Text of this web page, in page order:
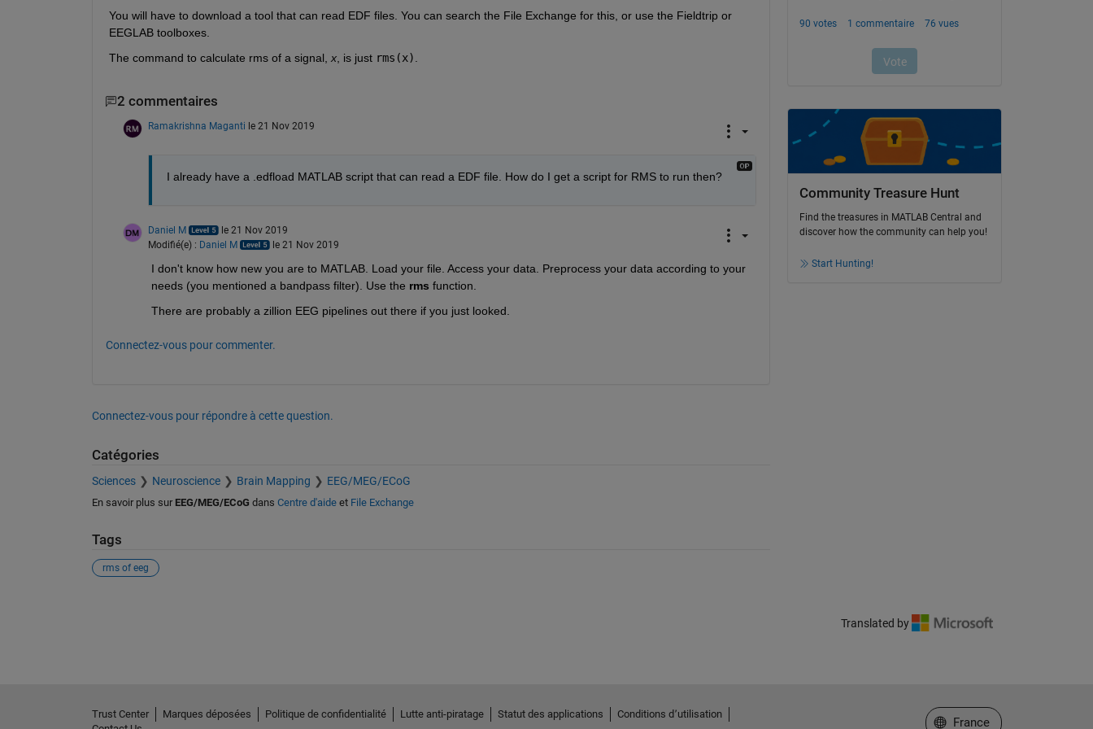
You will have to download a tool that can read EDF files. You can search the File Exchange for this, or use the Fieldtrip or
EEGLAB toolboxes.
The command to calculate rms of a signal, x, is just rms(x).
2 commentaires
Ramakrishna Maganti le 21 Nov 2019
I already have a .edfload MATLAB script that can read a EDF file. How do I get a script for RMS to run then?
Daniel M
le 21 Nov 2019
Modifié(e) : Daniel M le 21 Nov 2019
I don't know how new you are to MATLAB. Load your file. Access your data. Preprocess your data according to your
needs (you mentioned a bandpass filter). Use the rms function.
There are probably a zillion EEG pipelines out there if you just looked.
Connectez-vous pour commenter.
Connectez-vous pour répondre à cette question.
Catégories
Sciences Neuroscience Brain Mapping EEG/MEG/ECoG
En savoir plus sur EEG/MEG/ECoG dans Centre d'aideet File Exchange
Tags
rms of eeg
Community Treasure Hunt
Find the treasures in MATLAB Central and
discover how the community can help you!
Start Hunting!
Translated by
Trust Center Marques déposées Politique de confidentialité Lutte anti-piratage Statut des applications
Conditions d՚utilisation
Sélectionner un site web
France